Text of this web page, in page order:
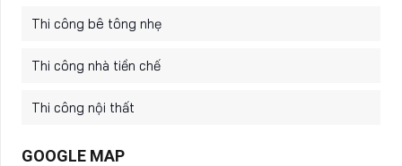
Thi công bê tông nhẹ
Thi công nhà tiền chế
Thi công nội thất
GOOGLE MAP